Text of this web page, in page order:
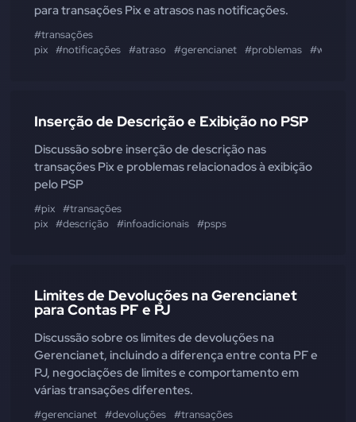
para transações Pix e atrasos nas notificações.
#transações
pix #notificações #atraso #gerencianet #problemas
Inserção de Descrição e Exibição no PSP
Discussão sobre inserção de descrição nas
transações Pix e problemas relacionados à exibição
pelo PSP
#pix #transações
pix #descrição #infoadicionais #psps
Limites de Devoluções na Gerencianet
para Contas PF e PJ
Discussão sobre os limites de devoluções na
Gerencianet, incluindo a diferença entre conta PF e
PJ, negociações de limites e comportamento em
várias transações diferentes.
#gerencianet #devoluções #transações